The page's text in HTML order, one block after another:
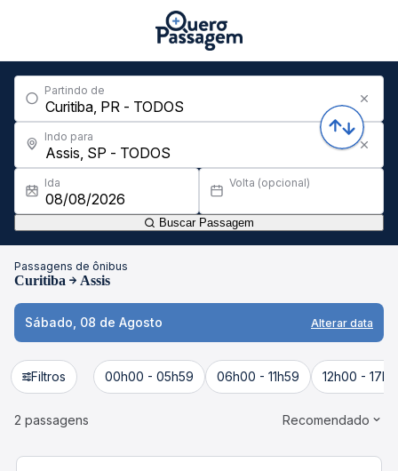
Partindo de
Indo para
Ida Volta (opcional)
Buscar Passagem
Passagens de ônibus
Curitiba Assis
Sábado, 08 de Agosto Alterar data
Filtros 00h00 - 05h59 06h00 - 11h59 12h00 -
2 passagens Recomendado